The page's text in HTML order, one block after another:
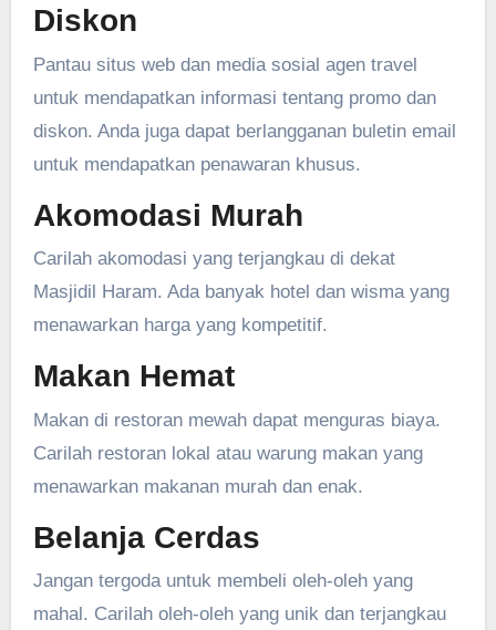
Diskon
Pantau situs web dan media sosial agen travel
untuk mendapatkan informasi tentang promo dan
diskon. Anda juga dapat berlangganan buletin email
untuk mendapatkan penawaran khusus.
Akomodasi Murah
Carilah akomodasi yang terjangkau di dekat
Masjidil Haram. Ada banyak hotel dan wisma yang
menawarkan harga yang kompetitif.
Makan Hemat
Makan di restoran mewah dapat menguras biaya.
Carilah restoran lokal atau warung makan yang
menawarkan makanan murah dan enak.
Belanja Cerdas
Jangan tergoda untuk membeli oleh-oleh yang
mahal. Carilah oleh-oleh yang unik dan terjangkau